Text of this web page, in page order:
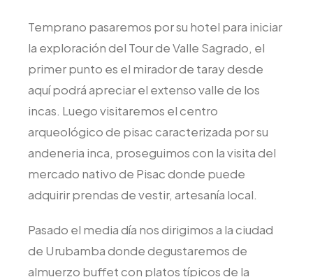
Temprano pasaremos por su hotel para iniciar
la exploración del Tour de Valle Sagrado, el
primer punto es el mirador de taray desde
aquí podrá apreciar el extenso valle de los
incas. Luego visitaremos el centro
arqueológico de pisac caracterizada por su
andeneria inca, proseguimos con la visita del
mercado nativo de Pisac donde puede
adquirir prendas de vestir, artesanía local.
Pasado el media día nos dirigimos a la ciudad
de Urubamba donde degustaremos de
almuerzo buffet con platos típicos de la